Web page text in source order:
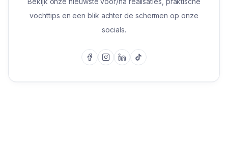
vochttips en een blik achter de schermen op onze
socials.